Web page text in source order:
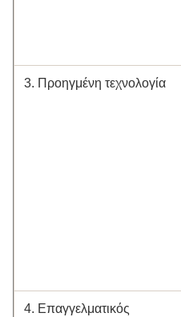
3. Προηγμένη τεχνολογία
4. Επαγγελματικός